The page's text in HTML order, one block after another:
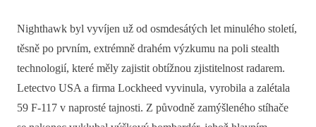
Nighthawk byl vyvíjen už od osmdesátých let minulého století,
těsně po prvním, extrémně drahém výzkumu na poli stealth
technologií, které měly zajistit obtížnou zjistitelnost radarem.
Letectvo USA a firma Lockheed vyvinula, vyrobila a zalétala
59 F-117 v naprosté tajnosti. Z původně zamýšleného stíhače